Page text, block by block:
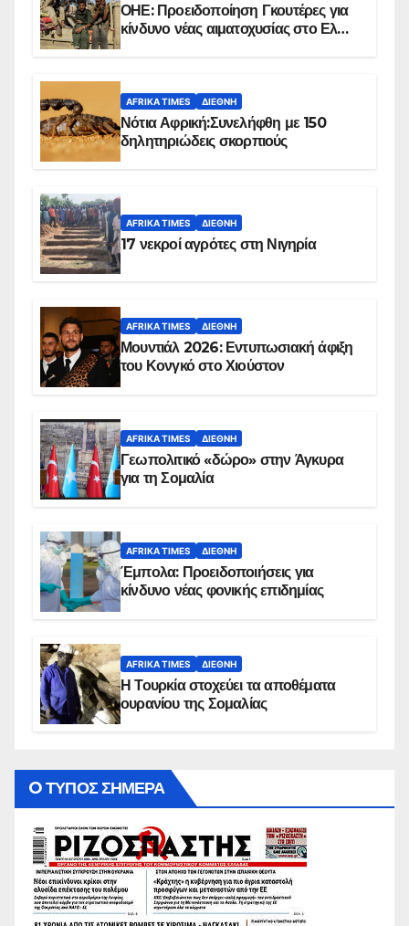
ΟΗΕ: Προειδοποίηση Γκουτέρες για
κίνδυνο νέας αιματοχυσίας στο Ελ
AFRIKA TIMES ΔΙΕΘΝΉ
Νότια Αφρική:Συνελήφθη με 150
δηλητηριώδεις σκορπιούς
AFRIKA TIMES ΔΙΕΘΝΉ
17 νεκροί αγρότες στη Νιγηρία
AFRIKA TIMES ΔΙΕΘΝΉ
Μουντιάλ 2026: Εντυπωσιακή άφιξη
του Κονγκό στο Χιούστον
AFRIKA TIMES ΔΙΕΘΝΉ
Γεωπολιτικό «δώρο» στην Άγκυρα
για τη Σομαλία
AFRIKA TIMES ΔΙΕΘΝΉ
Έμπολα: Προειδοποιήσεις για
κίνδυνο νέας φονικής επιδημίας
AFRIKA TIMES ΔΙΕΘΝΉ
Η Τουρκία στοχεύει τα αποθέματα
ουρανίου της Σομαλίας
O ΤΥΠΟΣ ΣΗΜΕΡΑ